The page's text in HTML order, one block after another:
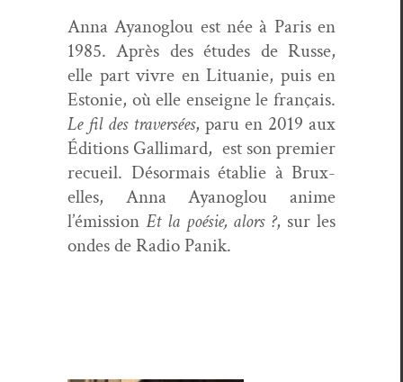
Anna Ayanoglou est née à Paris en
1985. Après des études de Russe,
elle part vivre en Litu­anie, puis en
Estonie, où elle enseigne le français.
Le fil des tra­ver­sées, paru en 2019 aux
Édi­tions Gal­li­mard, est son pre­mier
recueil. Désor­mais établie à Brux­
elles, Anna Ayanoglou ani­me
l’émission Et la poésie, alors ?, sur les
ondes de Radio Panik.